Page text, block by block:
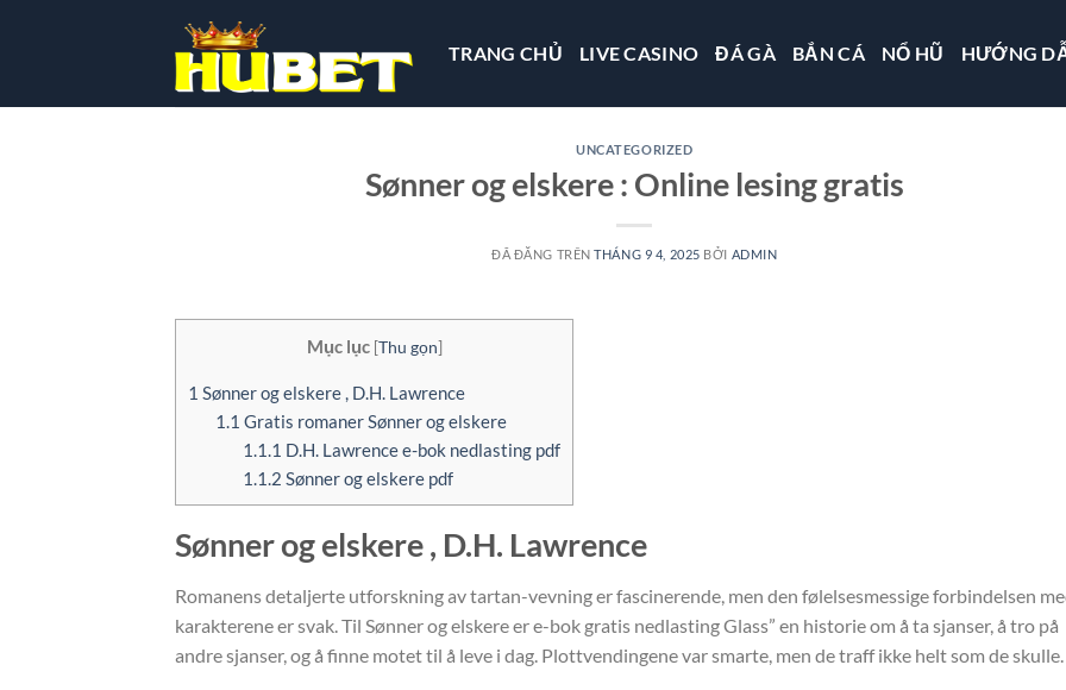
dung
TRANG CHỦ LIVE CASINO ĐÁ GÀ BẮN CÁ NỔ HŨ HƯỚNG
UNCATEGORIZED
Sønner og elskere : Online lesing gratis
ĐÃ ĐĂNG TRÊNTHÁNG 9 4, 2025 BỞI ADMIN
Mục lục [Thu gọn]
1 Sønner og elskere , D.H. Lawrence
1.1 Gratis romaner Sønner og elskere
1.1.1 D.H. Lawrence e-bok nedlasting pdf
1.1.2 Sønner og elskere pdf
Sønner og elskere , D.H. Lawrence
Romanens detaljerte utforskning av tartan-vevning er fascinerende, men den følelsesmessige forbindelsen
karakterene er svak. Til Sønner og elskere er e-bok gratis nedlasting Glass” en historie om å ta sjanser, å tro på
andre sjanser, og å finne motet til å leve i dag. Plottvendingene var smarte, men de traff ikke helt som de skulle.